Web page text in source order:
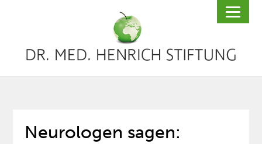
Neurologen sagen: